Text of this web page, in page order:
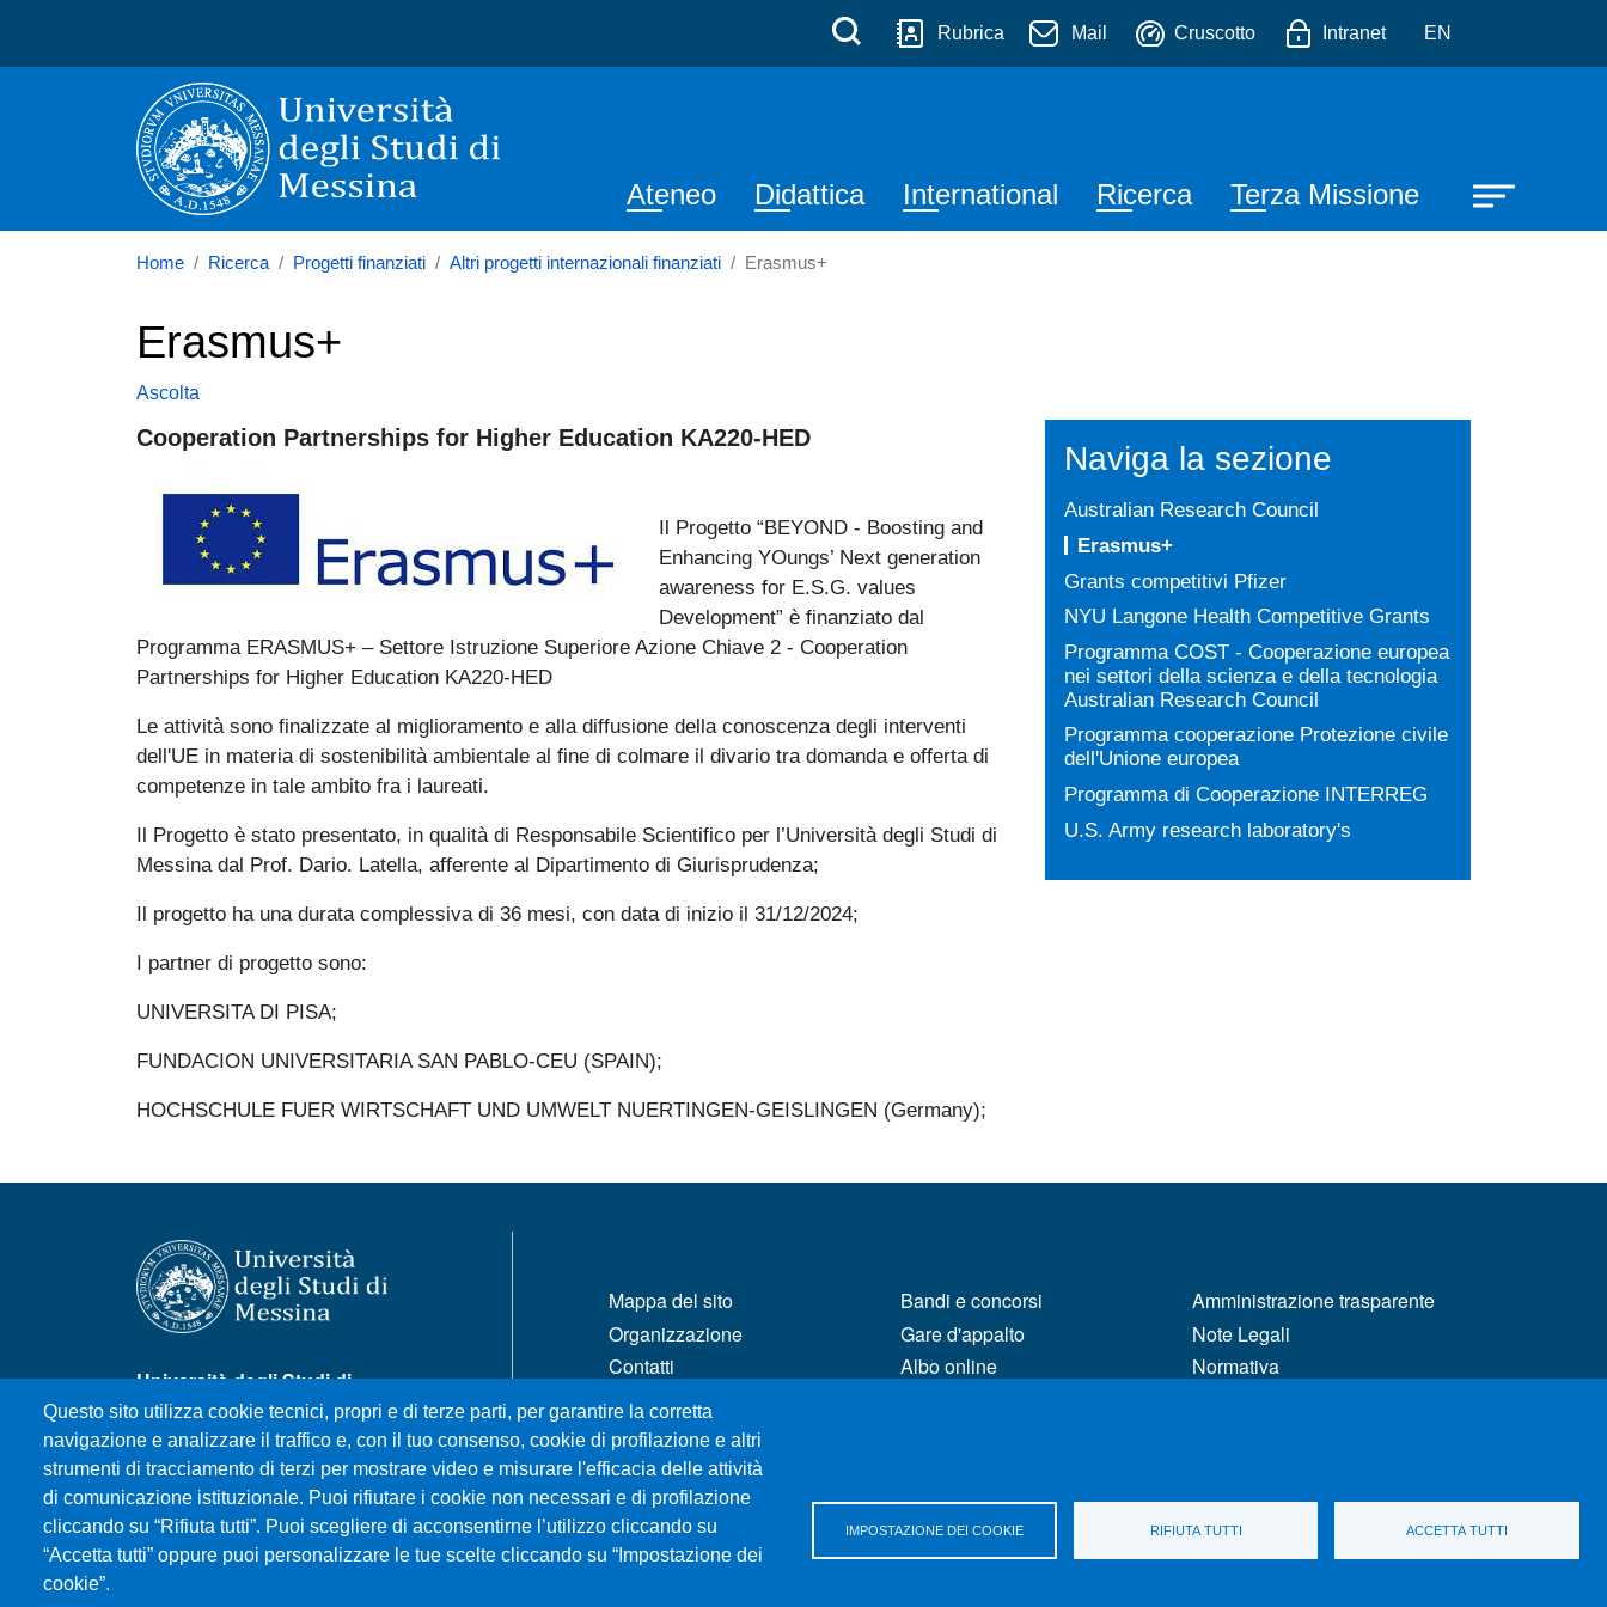
Salta al contenuto principale
Menù di servizio
Cerca Rubrica Mail Cruscotto Intranet EN
Navigazione principale
Ateneo Didattica International Ricerca Terza Missione
Home Ricerca Progetti finanziati Altri progetti internazionali finanziati Erasmus+
Erasmus+
Ascolta
Cooperation Partnerships for Higher Education KA220-HED
Il Progetto “BEYOND - Boosting and
Enhancing YOungs’ Next generation
awareness for E.S.G. values
Development” è finanziato dal
Programma ERASMUS+ – Settore Istruzione Superiore Azione Chiave 2 - Cooperation
Partnerships for Higher Education KA220-HED
Le attività sono finalizzate al miglioramento e alla diffusione della conoscenza degli interventi
dell'UE in materia di sostenibilità ambientale al fine di colmare il divario tra domanda e offerta di
competenze in tale ambito fra i laureati.
Il Progetto è stato presentato, in qualità di Responsabile Scientifico per l’Università degli Studi di
Messina dal Prof. Dario. Latella, afferente al Dipartimento di Giurisprudenza;
Il progetto ha una durata complessiva di 36 mesi, con data di inizio il 31/12/2024;
I partner di progetto sono:
UNIVERSITA DI PISA;
FUNDACION UNIVERSITARIA SAN PABLO-CEU (SPAIN);
HOCHSCHULE FUER WIRTSCHAFT UND UMWELT NUERTINGEN-GEISLINGEN (Germany);
Naviga la sezione
Australian Research Council
Erasmus+
Grants competitivi Pfizer
NYU Langone Health Competitive Grants
Programma COST - Cooperazione europea
nei settori della scienza e della tecnologia
Australian Research Council
Programma cooperazione Protezione civile
dell'Unione europea
Programma di Cooperazione INTERREG
U.S. Army research laboratory's
Questo sito utilizza cookie tecnici, propri e di terze parti, per garantire la corretta
navigazione e analizzare il traffico e, con il tuo consenso, cookie di profilazione e altri
strumenti di tracciamento di terzi per mostrare video e misurare l'efficacia delle attività
di comunicazione istituzionale. Puoi rifiutare i cookie non necessari e di profilazione
cliccando su “Rifiuta tutti”. Puoi scegliere di acconsentirne l’utilizzo cliccando su
“Accetta tutti” oppure puoi personalizzare le tue scelte cliccando su “Impostazione dei
cookie”.
IMPOSTAZIONE DEI COOKIE RIFIUTA TUTTI ACCETTA TUTTI
Università degli Studi di
Messina
Piazza Pugliatti, 1 - 98122
Messina
Cod. Fiscale 80004070837
P.IVA 00724160833
Centralino: 090 676 1
Mappa del sito
Organizzazione
Contatti
Posta Elettronica Certificata
Unifind
Ufficio Relazioni con il
Pubblico
Rassegna Stampa
Ufficio Stampa
Bandi e concorsi
Gare d'appalto
Albo online
Servizi per Disabilità e DSA
Sostieni Unime
Performance - trasparenza
Amministrazione trasparente
Note Legali
Normativa
Rivedi le tue scelte sui cookie
Dati di monitoraggio